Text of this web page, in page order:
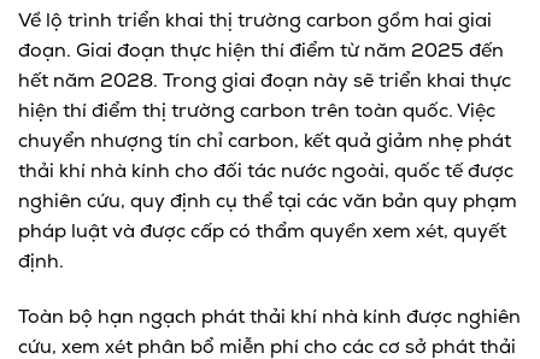
Về lộ trình triển khai thị trường carbon gồm hai giai
đoạn. Giai đoạn thực hiện thí điểm từ năm 2025 đến
hết năm 2028. Trong giai đoạn này sẽ triển khai thực
hiện thí điểm thị trường carbon trên toàn quốc. Việc
chuyển nhượng tín chỉ carbon, kết quả giảm nhẹ phát
thải khí nhà kính cho đối tác nước ngoài, quốc tế được
nghiên cứu, quy định cụ thể tại các văn bản quy phạm
pháp luật và được cấp có thẩm quyền xem xét, quyết
định.
Toàn bộ hạn ngạch phát thải khí nhà kính được nghiên
cứu, xem xét phân bổ miễn phí cho các cơ sở phát thải